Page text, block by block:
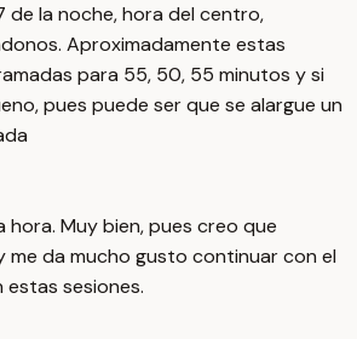
de la noche, hora del centro,
Aproximadamente estas
para 55, 50, 55 minutos y si
pues puede ser que se alargue un
hora. Muy bien, pues creo que
da mucho gusto continuar con el
sesiones.